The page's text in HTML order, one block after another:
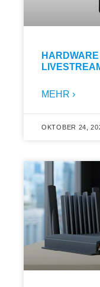
MEHR ›
OKTOBER 24,